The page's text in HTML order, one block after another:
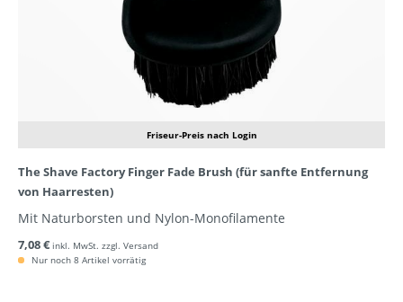
Friseur-Preis nach Login
The Shave Factory Finger Fade Brush (für sanfte Entfernung
von Haarresten)
Mit Naturborsten und Nylon-Monofilamente
7,08 € inkl. MwSt. zzgl. Versand
Nur noch 8 Artikel vorrätig